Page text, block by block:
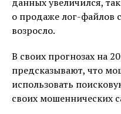
о продаже лог-файлов
возросло.
В своих прогнозах на
предсказывают, что
использовать
своих мошеннических